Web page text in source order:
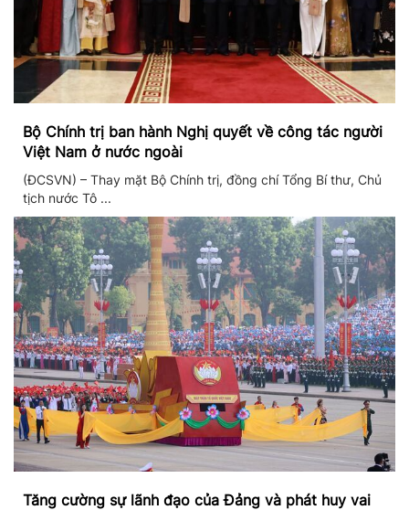
Bộ Chính trị ban hành Nghị quyết về công tác người
Việt Nam ở nước ngoài
(ĐCSVN) – Thay mặt Bộ Chính trị, đồng chí Tổng Bí thư, Chủ
tịch nước Tô ...
Tăng cường sự lãnh đạo của Đảng và phát huy vai